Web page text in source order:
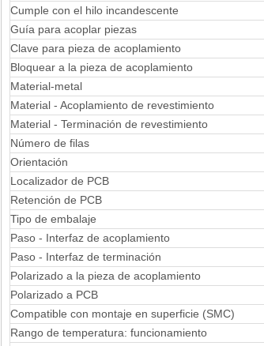
Cumple con el hilo incandescente
Guía para acoplar piezas
Clave para pieza de acoplamiento
Bloquear a la pieza de acoplamiento
Material-metal
Material - Acoplamiento de revestimiento
Material - Terminación de revestimiento
Número de filas
Orientación
Localizador de PCB
Retención de PCB
Tipo de embalaje
Paso - Interfaz de acoplamiento
Paso - Interfaz de terminación
Polarizado a la pieza de acoplamiento
Polarizado a PCB
Compatible con montaje en superficie (SMC)
Rango de temperatura: funcionamiento